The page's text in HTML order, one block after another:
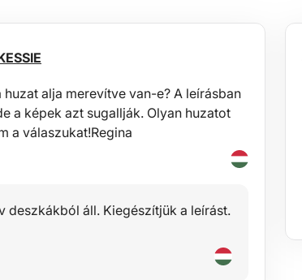
alja merevítve van-e? A leírásban
a képek azt sugallják. Olyan huzatot
a válaszukat!Regina
deszkákból áll. Kiegészítjük a leírást.